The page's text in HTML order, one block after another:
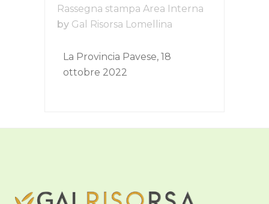
Rassegna stampa Area Interna
by Gal Risorsa Lomellina
La Provincia Pavese, 18
ottobre 2022